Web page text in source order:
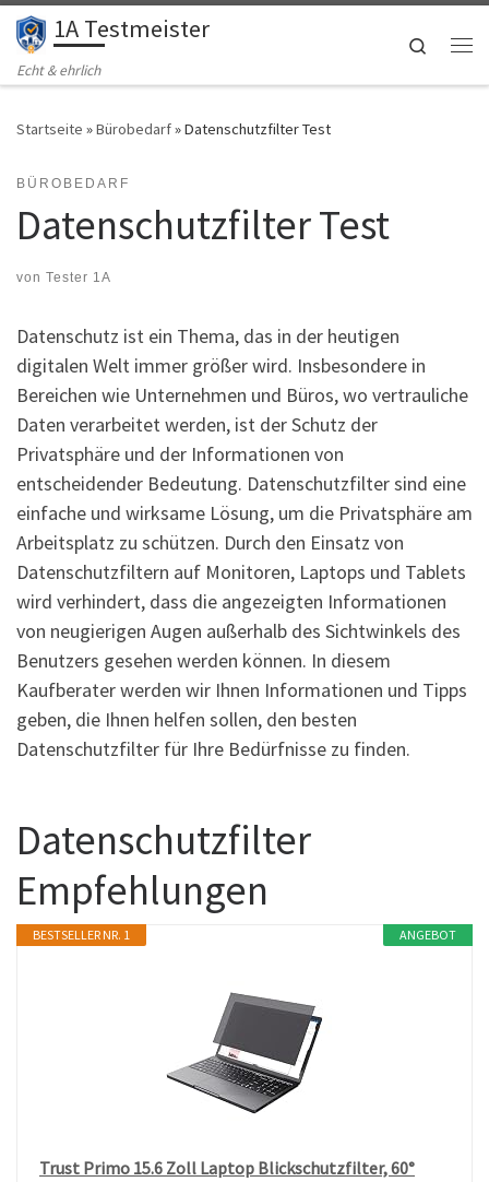
Zum Inhalt springen
1A Testmeister
Echt & ehrlich
Search
Startseite »Bürobedarf»Datenschutzfilter Test
BÜROBEDARF
Datenschutzfilter Test
von Tester 1A
Datenschutz ist ein Thema, das in der heutigen
digitalen Welt immer größer wird. Insbesondere in
Bereichen wie Unternehmen und Büros, wo vertrauliche
Daten verarbeitet werden, ist der Schutz der
Privatsphäre und der Informationen von
entscheidender Bedeutung. Datenschutzfilter sind eine
einfache und wirksame Lösung, um die Privatsphäre am
Arbeitsplatz zu schützen. Durch den Einsatz von
Datenschutzfiltern auf Monitoren, Laptops und Tablets
wird verhindert, dass die angezeigten Informationen
von neugierigen Augen außerhalb des Sichtwinkels des
Benutzers gesehen werden können. In diesem
Kaufberater werden wir Ihnen Informationen und Tipps
geben, die Ihnen helfen sollen, den besten
Datenschutzfilter für Ihre Bedürfnisse zu finden.
Datenschutzfilter
Empfehlungen
ANGEBOT
BESTSELLER NR. 1
Trust Primo 15.6 Zoll Laptop Blickschutzfilter, 60°